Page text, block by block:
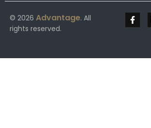
© 2026 Advantage. All
rights reserved.